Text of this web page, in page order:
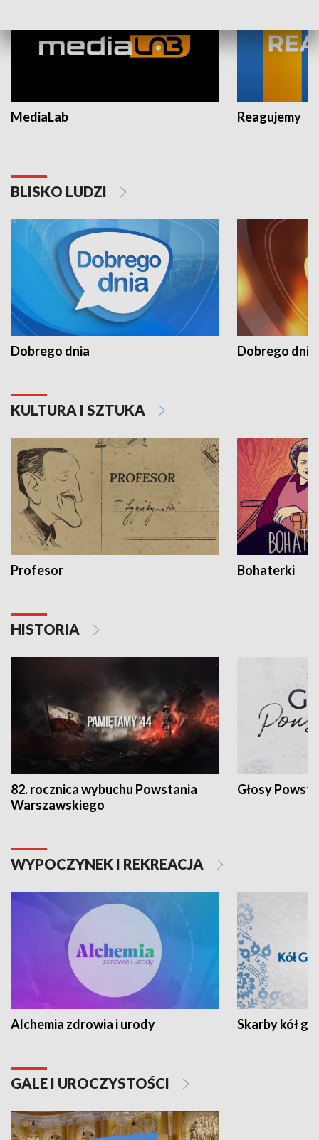
MediaLab Reagujemy
BLISKO LUDZI
Dobrego dnia Dobrego dnia
KULTURA I SZTUKA
Profesor Bohaterki
HISTORIA
82. rocznica wybuchu Powstania
Warszawskiego
Głosy
WYPOCZYNEK I REKREACJA
Alchemia zdrowia i urody Skarby kół
GALE I UROCZYSTOŚCI